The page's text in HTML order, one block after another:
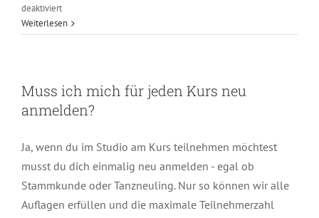
deaktiviertfür
Muss
ich
die
Online
Live-
neu
Weiterlesen
Muss ich mich für jeden Kurs neu
anmelden?
Ja, wenn du im Studio am Kurs teilnehmen möchtest
musst du dich einmalig neu anmelden - egal ob
Stammkunde oder Tanzneuling. Nur so können wir alle
Auflagen erfüllen und die maximale Teilnehmerzahl